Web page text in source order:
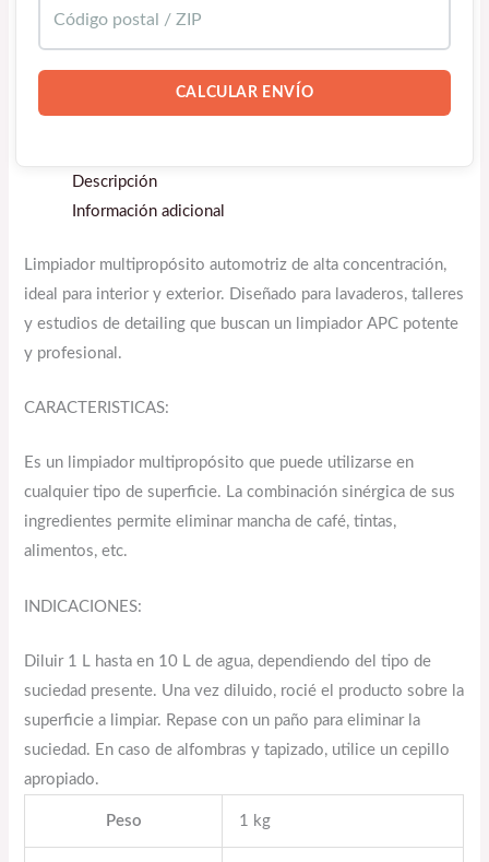
CALCULAR ENVÍO
Descripción
Información adicional
Limpiador multipropósito automotriz de alta concentración,
ideal para interior y exterior. Diseñado para lavaderos, talleres
y estudios de detailing que buscan un limpiador APC potente
y profesional.
CARACTERISTICAS:
Es un limpiador multipropósito que puede utilizarse en
cualquier tipo de superficie. La combinación sinérgica de sus
ingredientes permite eliminar mancha de café, tintas,
alimentos, etc.
INDICACIONES:
Diluir 1 L hasta en 10 L de agua, dependiendo del tipo de
suciedad presente. Una vez diluido, rocié el producto sobre la
superficie a limpiar. Repase con un paño para eliminar la
suciedad. En caso de alfombras y tapizado, utilice un cepillo
apropiado.
Peso 1 kg